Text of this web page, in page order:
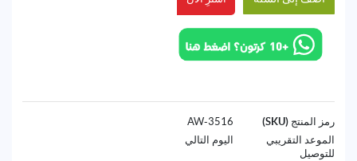
رمز المنتج (SKU)
3516-AW
الموعد التقريبي
للتوصيل
اليوم التالي